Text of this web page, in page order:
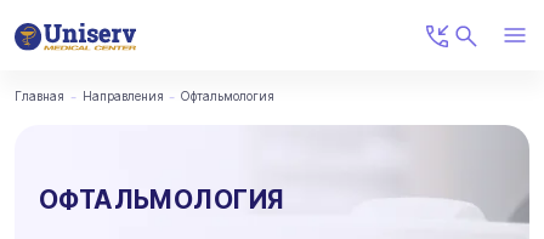
Главная Направления Офтальмология
ОФТАЛЬМОЛОГИЯ